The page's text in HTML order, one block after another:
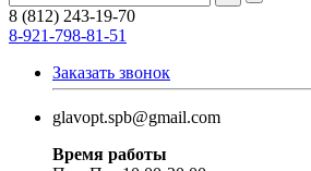
8 (812) 243-19-70
8-921-798-81-51
Заказать звонок
glavopt.spb@gmail.com
Время работы